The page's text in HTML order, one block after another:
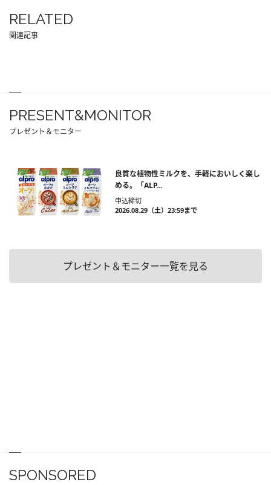
RELATED
関連記事
PRESENT&MONITOR
プレゼント＆モニター
良質な植物性ミルクを、手軽においしく楽し
める。「ALP...
申込締切
2026.08.29（土）23:59まで
プレゼント＆モニター一覧を見る
SPONSORED